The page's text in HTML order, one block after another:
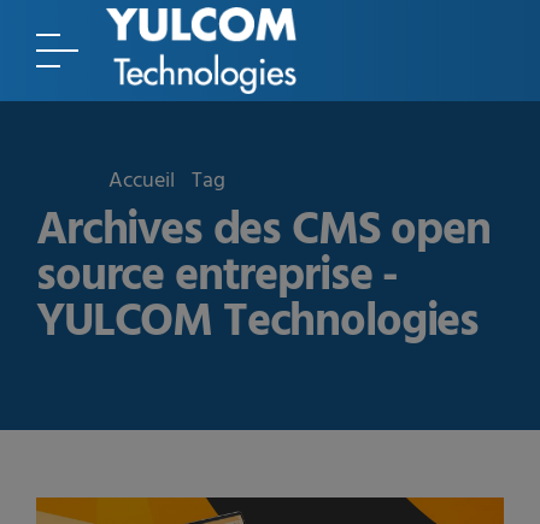
Accueil Tag
Archives des CMS open
source entreprise -
YULCOM Technologies